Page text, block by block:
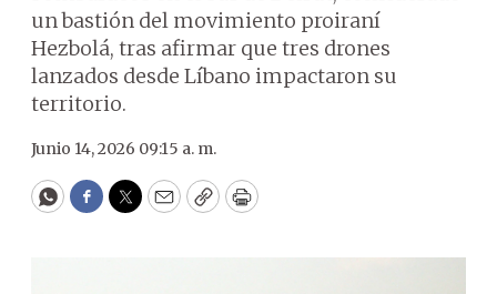
un bastión del movimiento proiraní
Hezbolá, tras afirmar que tres drones
lanzados desde Líbano impactaron su
territorio.
Junio 14, 2026 09:15 a. m.
WhatsApp
Facebook
Twitter
EmailCopyPrint